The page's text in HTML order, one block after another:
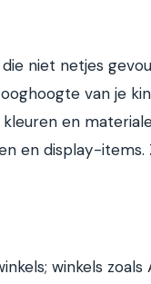
niet netjes
van je
en
en display-
winkels